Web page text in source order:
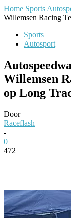
Home Sports
Willemsen Racing
Sports
Autosport
Willemsen
op Long
Door
Raceflash
-
0
472